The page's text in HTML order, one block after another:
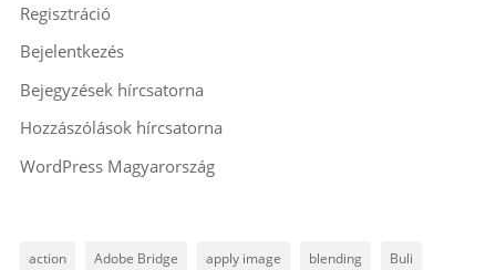
Regisztráció
Bejelentkezés
Bejegyzések hírcsatorna
Hozzászólások hírcsatorna
WordPress Magyarország
action Adobe Bridge apply image blending Buli